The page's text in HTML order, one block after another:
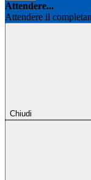
Attendere...
Attendere il
Chiudi